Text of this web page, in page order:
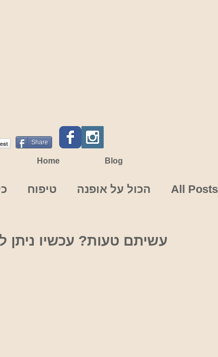
Home Blog
All Posts הכול על אופנה טיפוח
עשיתם טעות? עכשיו ניתן
Share